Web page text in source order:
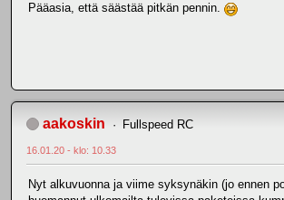
Pääasia, että säästää pitkän pennin.
aakoskin Fullspeed RC
16.01.20 - klo: 10.33
Nyt alkuvuonna ja viime syksynäkin (jo ennen